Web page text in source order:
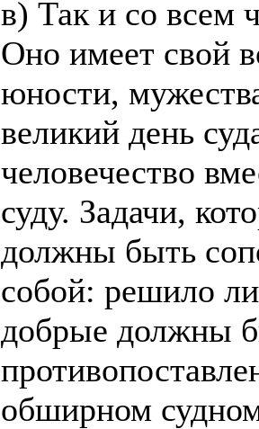
в) Так и со всем
Оно имеет свой
юности,
великий день
человечество
суду. Задачи,
должны быть
собой: решило
добрые должны
обширном